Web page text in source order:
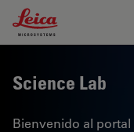
Leica Microsystems
Science Lab
Bienvenido al